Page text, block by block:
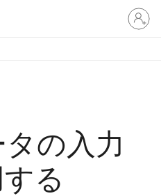
ア
カ
ウ
の入力
る